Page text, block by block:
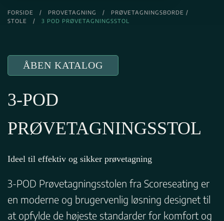
FORSIDE / PROVETAGNING /
PRØVETAGNINGSBORDE /
STOLE
/ 3 POD PRØVETAGNINGSSTOL
ÅBEN KATALOG
3-POD
PRØVETAGNINGSSTOL
Ideel til effektiv og sikker prøvetagning
3-POD Prøvetagningsstolen fra Scoreseating er
en moderne og brugervenlig løsning designet til
at opfylde de højeste standarder for komfort og